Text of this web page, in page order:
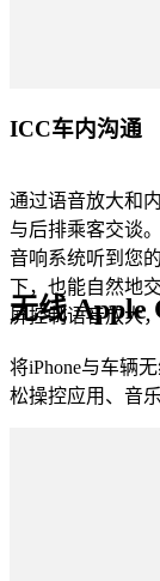
ICC车内沟通​
通过语音放大和
与后排乘客交谈
音响系统听到您
下，也能自然地
屏控制语音放大
无线 Apple
将iPhone与车辆
松操控应用、音